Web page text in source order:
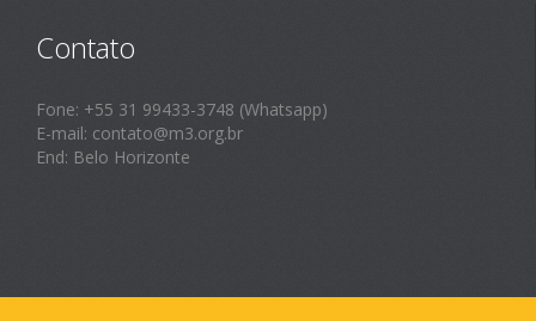
Contato
Fone: +55 31 99433-3748 (Whatsapp)
E-mail: contato@m3.org.br
End: Belo Horizonte